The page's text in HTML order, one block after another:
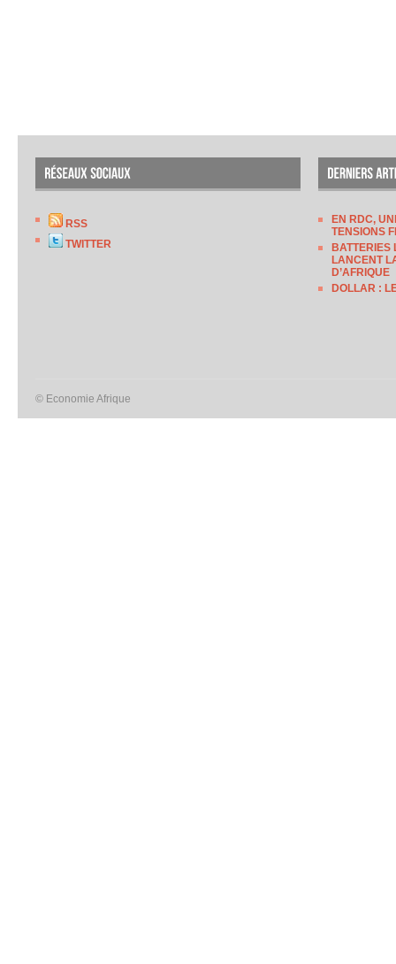
RSS
TWITTER
EN RDC,
TENSIONS
BATTERIES
LANCENT
D’AFRIQUE
DOLLAR :
© Economie Afrique